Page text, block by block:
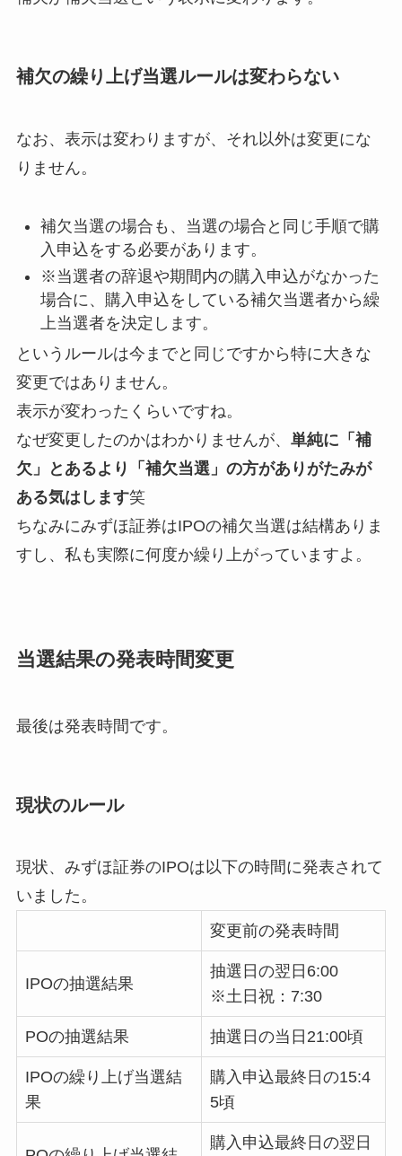
補欠の繰り上げ当選ルールは変わらない
なお、表示は変わりますが、それ以外は変更にな
りません。
補欠当選の場合も、当選の場合と同じ手順で購
入申込をする必要があります。
※当選者の辞退や期間内の購入申込がなかった
場合に、購入申込をしている補欠当選者から繰
上当選者を決定します。
というルールは今までと同じですから特に大きな
変更ではありません。
表示が変わったくらいですね。
なぜ変更したのかはわかりませんが、 単純に「補
欠」とあるより「補欠当選」の方がありがたみが
ある気はします笑
ちなみにみずほ証券はIPOの補欠当選は結構ありま
すし、私も実際に何度か繰り上がっていますよ。
当選結果の発表時間変更
最後は発表時間です。
現状のルール
現状、みずほ証券のIPOは以下の時間に発表されて
いました。
変更前の発表時間
IPOの抽選結果
抽選日の翌日6:00
※土日祝：7:30
POの抽選結果 抽選日の当日21:00頃
IPOの繰り上げ当選結
果
購入申込最終日の15:4
5頃
購入申込最終日の翌日